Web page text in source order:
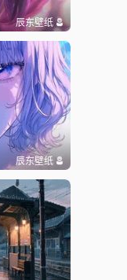
辰东壁纸
辰东壁纸